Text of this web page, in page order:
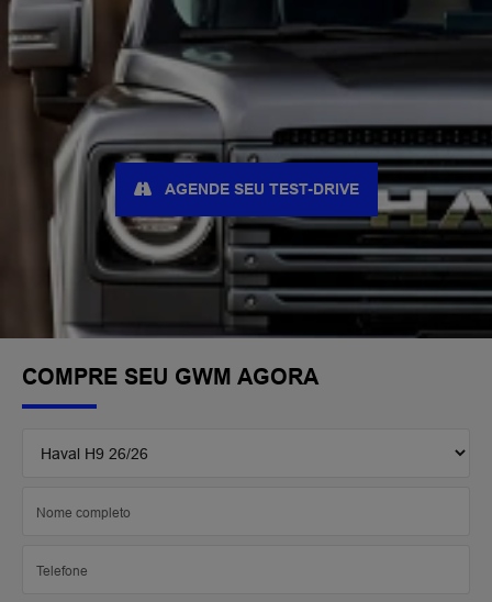
COMPRE SEU GWM AGORA
AGENDE SEU TEST-DRIVE